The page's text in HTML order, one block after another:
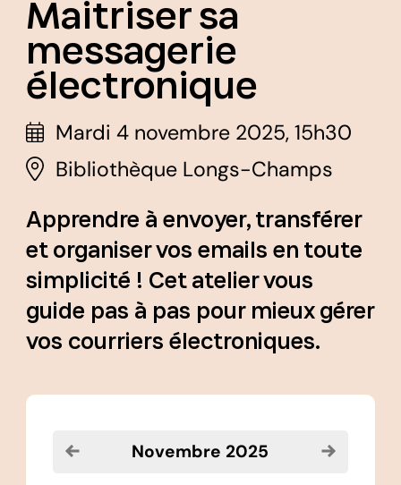
Maitriser sa
messagerie
électronique
Mardi 4 novembre 2025, 15h30
Bibliothèque Longs-Champs
Apprendre à envoyer, transférer
et organiser vos emails en toute
simplicité ! Cet atelier vous
guide pas à pas pour mieux gérer
vos courriers électroniques.
Voir le mois précédent
novembre 2025